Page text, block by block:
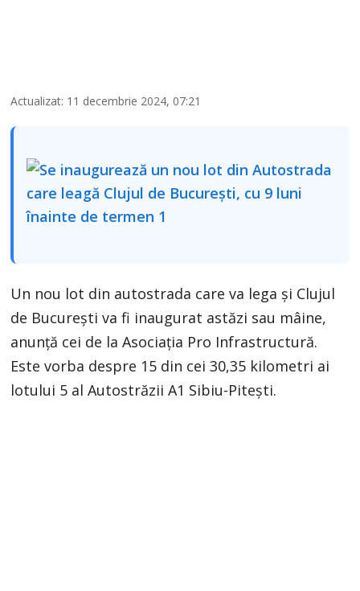
Actualizat: 11 decembrie 2024, 07:21
Un nou lot din autostrada care va lega și Clujul
de București va fi inaugurat astăzi sau mâine,
anunță cei de la Asociația Pro Infrastructură.
Este vorba despre 15 din cei 30,35 kilometri ai
lotului 5 al Autostrăzii A1 Sibiu-Pitești.